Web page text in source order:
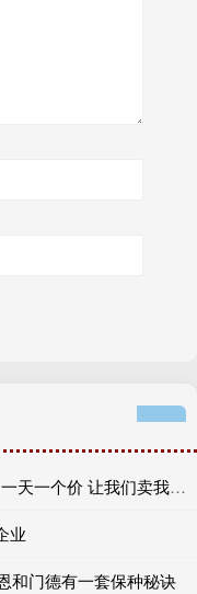
炒股股票配资官网 价格涨疯了！商家：一天一个价 让我们卖我们也不想卖 也不敢贸然囤货
业
和门德有一套保种秘诀